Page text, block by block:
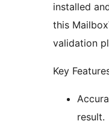
installed
this
validation
Key
result.